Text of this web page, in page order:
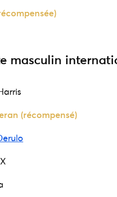
masculin
(récompensé)